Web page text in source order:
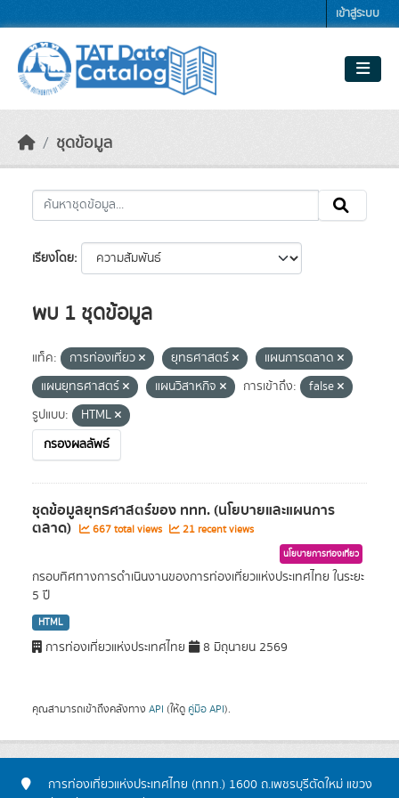
เข้าสู่ระบบ
ชุดข้อมูล
เรียงโดย
พบ 1 ชุดข้อมูล
แท็ค: การท่องเที่ยว ยุทธศาสตร์
แผนการตลาด
แผนยุทธศาสตร์
แผนวิสาหกิจ การเข้าถึง:
false
รูปแบบ:
HTML
กรองผลลัพธ์
ชุดข้อมูลยุทธศาสตร์ของ ททท. (นโยบายและแผนการ
ตลาด) 667 total views 21 recent views
นโยบายการท่องเที่ยว
กรอบทิศทางการดำเนินงานของการท่องเที่ยวแห่งประเทศไทย ในระยะ
5 ปี
HTML
การท่องเที่ยวแห่งประเทศไทย 8 มิถุนายน 2569
คุณสามารถเข้าถึงคลังทาง API (ให้ดู คู่มือ API).
การท่องเที่ยวแห่งประเทศไทย (ททท.) 1600 ถ.เพชรบุรีตัดใหม่ แขวง